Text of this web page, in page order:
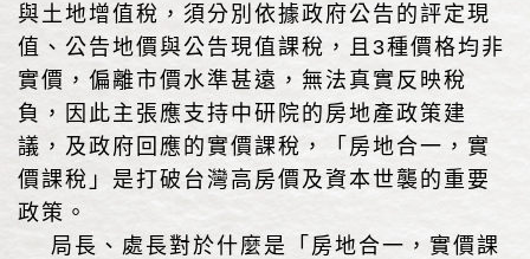
與土地增值稅，須分別依據政府公告的評定現
值、公告地價與公告現值課稅，且3種價格均非
實價，偏離市價水準甚遠，無法真實反映稅
負，因此主張應支持中研院的房地產政策建
議，及政府回應的實價課稅，「房地合一，實
價課稅」是打破台灣高房價及資本世襲的重要
政策。
局長、處長對於什麼是「房地合一，實價課